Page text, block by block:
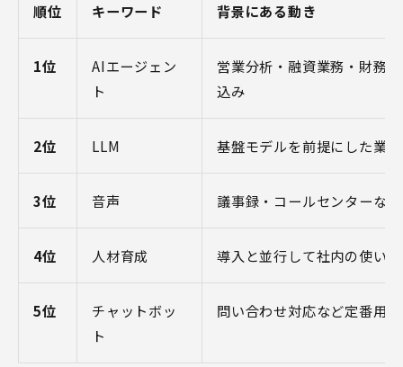
順位 キーワード 背景にある動き
1位
AIエージェン
ト
営業分析・融資業務・財務
込み
2位 LLM 基盤モデルを前提にした業
3位 音声 議事録・コールセンターな
4位 人材育成 導入と並行して社内の使い
5位
チャットボッ
ト
問い合わせ対応など定番用